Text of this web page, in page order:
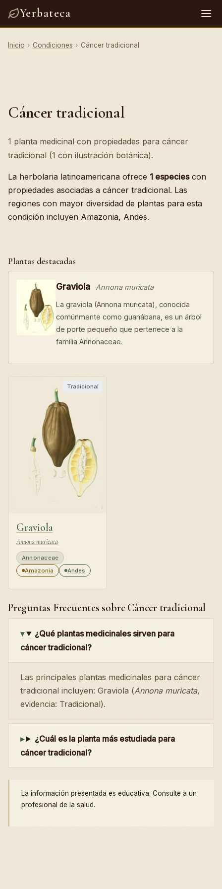
Yerbateca
Inicio › Condiciones › Cáncer tradicional
Cáncer tradicional
1 planta medicinal con propiedades para cáncer
tradicional (1 con ilustración botánica).
La herbolaria latinoamericana ofrece 1 especiescon
propiedades asociadas a cáncer tradicional. Las
regiones con mayor diversidad de plantas para esta
condición incluyen Amazonia, Andes.
Plantas destacadas
Graviola Annona muricata
La graviola (Annona muricata), conocida
comúnmente como guanábana, es un árbol
de porte pequeño que pertenece a la
familia Annonaceae.
Tradicional
Graviola
Annona muricata
Annonaceae
Amazonia
Andes
Preguntas Frecuentes sobre Cáncer tradicional
¿Qué plantas medicinales sirven para
cáncer tradicional?
Las principales plantas medicinales para cáncer
tradicional incluyen: Graviola (Annona muricata,
evidencia: Tradicional).
¿Cuál es la planta más estudiada para
cáncer tradicional?
La información presentada es educativa. Consulte a un
profesional de la salud.